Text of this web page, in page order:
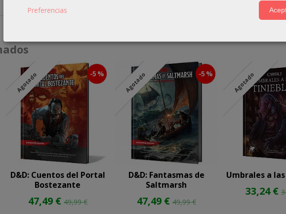
Agotado -5 %
D&D: Cuentos del Portal
Bostezante
47,49 € 49,99 €
Agotado -5 %
D&D: Fantasmas de
Saltmarsh
47,49 € 49,99 €
Agotado
Umbrales a
33,24 €
Preferencias